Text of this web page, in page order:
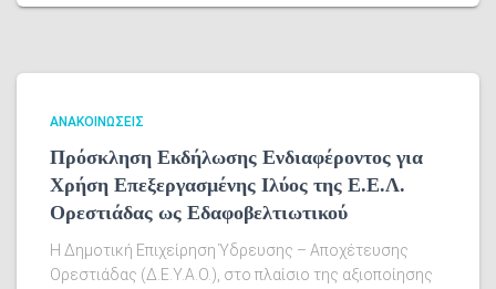
ΑΝΑΚΟΙΝΏΣΕΙΣ
Πρόσκληση Εκδήλωσης Ενδιαφέροντος για
Χρήση Επεξεργασμένης Ιλύος της Ε.Ε.Λ.
Ορεστιάδας ως Εδαφοβελτιωτικού
Η Δημοτική Επιχείρηση Ύδρευσης – Αποχέτευσης
Ορεστιάδας (Δ.Ε.Υ.Α.Ο.), στο πλαίσιο της αξιοποίησης